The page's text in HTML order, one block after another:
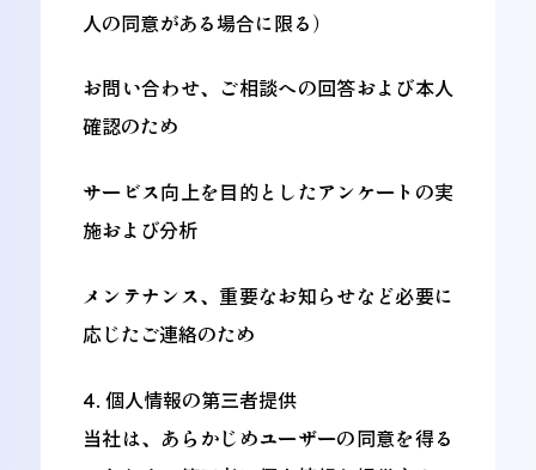
人の同意がある場合に限る）
お問い合わせ、ご相談への回答および本人
確認のため
サービス向上を目的としたアンケートの実
施および分析
メンテナンス、重要なお知らせなど必要に
応じたご連絡のため
4. 個人情報の第三者提供
当社は、あらかじめユーザーの同意を得る